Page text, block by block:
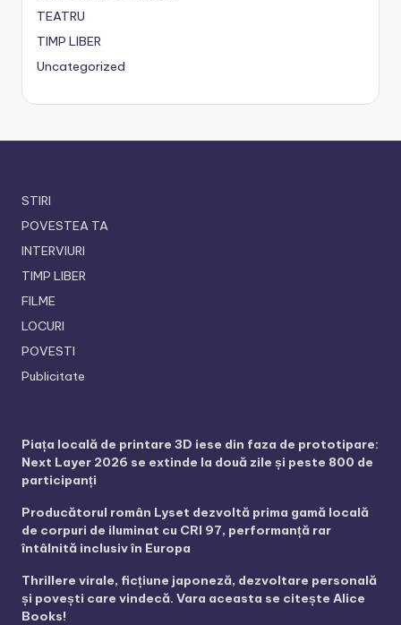
TEATRU
TIMP LIBER
Uncategorized
STIRI
POVESTEA TA
INTERVIURI
TIMP LIBER
FILME
LOCURI
POVESTI
Publicitate
Piața locală de printare 3D iese din faza de prototipare:
Next Layer 2026 se extinde la două zile și peste 800 de
participanți
Producătorul român Lyset dezvoltă prima gamă locală
de corpuri de iluminat cu CRI 97, performanță rar
întâlnită inclusiv în Europa
Thrillere virale, ficțiune japoneză, dezvoltare personală
și povești care vindecă. Vara aceasta se citește Alice
Books!